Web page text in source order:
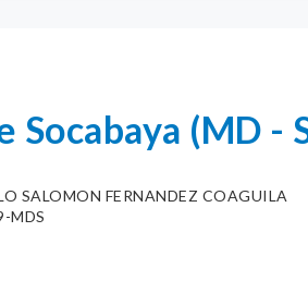
(MD -
SALOMON FERNANDEZ COAGUILA
MDS